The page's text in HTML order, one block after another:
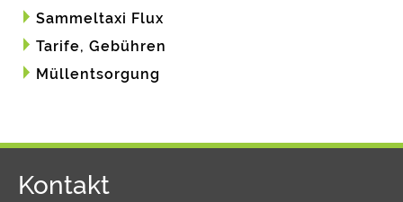
Sammeltaxi Flux
Tarife, Gebühren
Müllentsorgung
Kontakt